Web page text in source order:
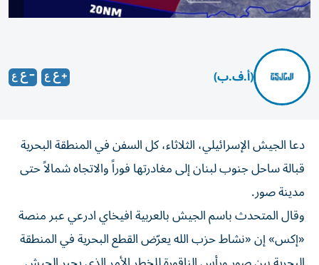
(أ.ف.ب)
دعا الجيش الإسرائيلي، الثلاثاء، كل السفن في المنطقة البحرية
قبالة ساحل جنوب لبنان إلى مغادرتها فوراً والاتجاه شمالاً حتى
مدينة صور.
وقال المتحدث باسم الجيش بالعربية افيخاي ادرعي عبر منصة
«إكس» إن «نشاط حزب الله يعرّض القطع البحرية في المنطقة